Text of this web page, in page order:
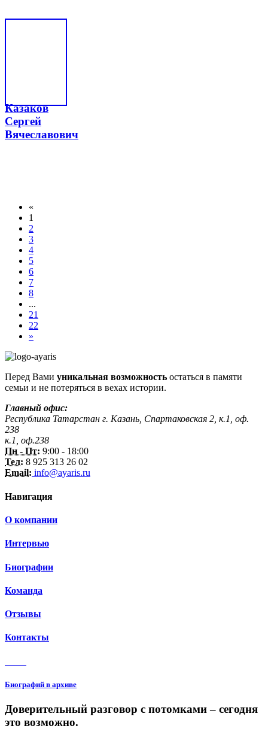
Казаков
Сергей
Вячеславович
«
1
2
3
4
5
6
7
8
...
21
22
»
Перед Вами уникальная возможность остаться в памяти
семьи и не потеряться в вехах истории.
Главный офис:
Республика Татарстан г. Казань, Спартаковская 2, к.1, оф.
238
к.1, оф.238
Пн - Пт: 9:00 - 18:00
Тел: 8 925 313 26 02
Email: info@ayaris.ru
Навигация
О компании
Интервью
Биографии
Команда
Отзывы
Контакты
Биографий в архиве
Доверительный разговор с потомками – сегодня
это возможно.